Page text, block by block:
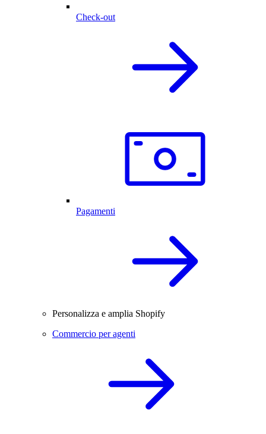
Check-out
Pagamenti
Personalizza e amplia Shopify
Commercio per agenti